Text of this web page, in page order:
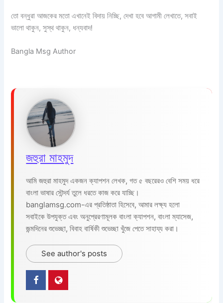
তো বন্ধুরা আজকের মতো এখানেই বিদায় নিচ্ছি, দেখা হবে আগামী লেখাতে, সবাই
ভালো থাকুন, সুস্থ থাকুন, ধন্যবাদ!
Bangla Msg Author
জহুরা মাহমুদ
আমি জহুরা মাহমুদ একজন ক্যাপশন লেখক, গত ৫ বছরেরও বেশি সময় ধরে
বাংলা ভাষার সৌন্দর্য তুলে ধরতে কাজ করে যাচ্ছি।
banglamsg.com-এর প্রতিষ্ঠাতা হিসেবে, আমার লক্ষ্য হলো
সবাইকে উপযুক্ত এবং অনুপ্রেরণামূলক বাংলা ক্যাপশন, বাংলা ম্যাসেজ,
জন্মদিনের শুভেচ্ছা, বিবাহ বার্ষিকী শুভেচ্ছা খুঁজে পেতে সাহায্য করা।
See author's posts